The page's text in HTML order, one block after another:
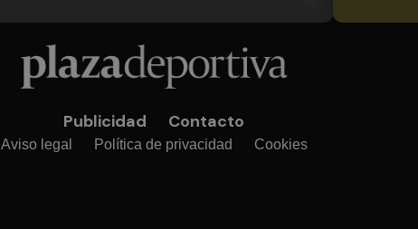
Publicidad Contacto
Aviso legal Política de privacidad Cookies